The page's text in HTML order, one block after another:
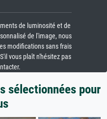
de luminosité et de
de l'image, nous
modifications sans frais
vous plaît n'hésitez pas
sélectionnées pour